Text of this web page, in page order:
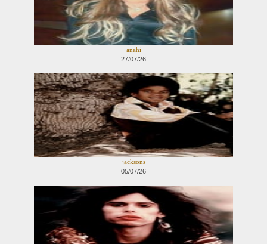
anahi
27/07/26
jacksons
05/07/26